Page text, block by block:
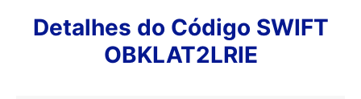
Detalhes do Código SWIFT
OBKLAT2LRIE